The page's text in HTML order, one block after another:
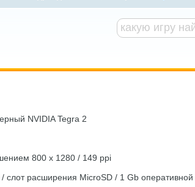
NVIDIA Tegra 2
800 x 1280 / 149 ppi
слот расширения MicroSD / 1 Gb оперативной